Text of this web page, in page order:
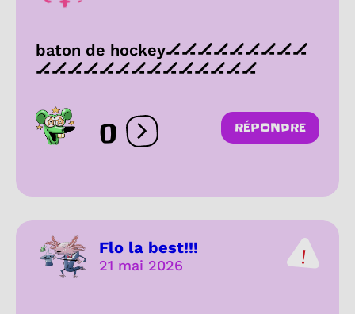
baton de hockey🏒🏒🏒🏒🏒🏒🏒🏒🏒
🏒🏒🏒🏒🏒🏒🏒🏒🏒🏒🏒🏒🏒🏒
0 Ouvrir les réactions
RÉPONDRE
Flo la best!!!
21 mai 2026